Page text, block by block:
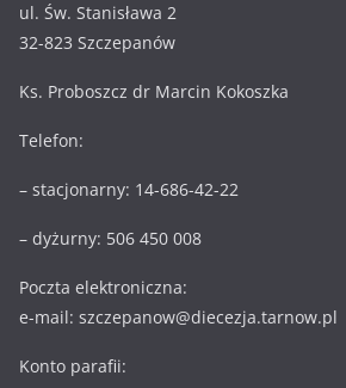
ul. Św. Stanisława 2
32-823 Szczepanów
Ks. Proboszcz dr Marcin Kokoszka
Telefon:
– stacjonarny: 14-686-42-22
– dyżurny: 506 450 008
Poczta elektroniczna:
e-mail: szczepanow@diecezja.tarnow.pl
Konto parafii: